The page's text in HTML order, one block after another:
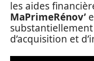
les aides
MaPrimeRénov’
d’acquisition et